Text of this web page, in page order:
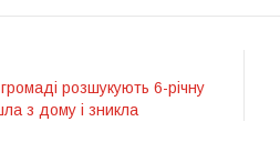
розшукують 6-річну
з дому і зникла